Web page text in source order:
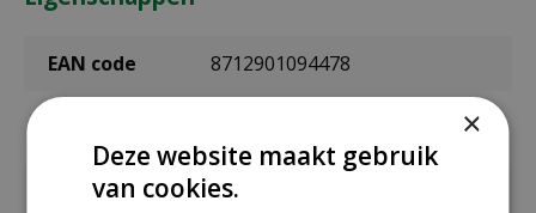
EAN code 8712901094478
Merk Gebr. de Boon
×
Deze website maakt gebruik
van cookies.